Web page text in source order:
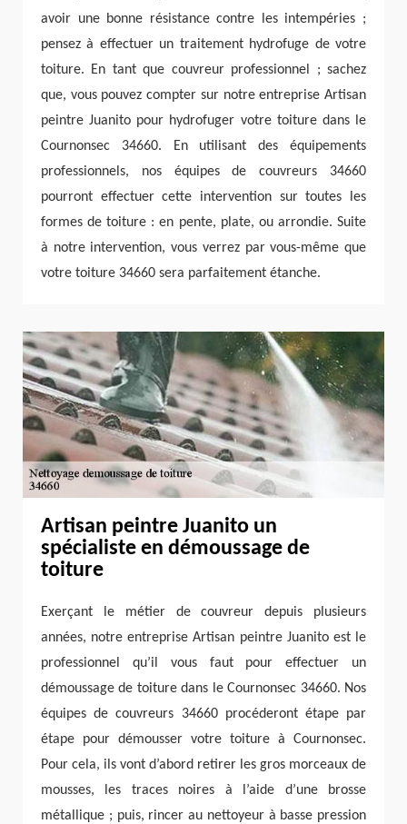
avoir une bonne résistance contre les intempéries ;
pensez à effectuer un traitement hydrofuge de votre
toiture. En tant que couvreur professionnel ; sachez
que, vous pouvez compter sur notre entreprise Artisan
peintre Juanito pour hydrofuger votre toiture dans le
Cournonsec 34660. En utilisant des équipements
professionnels, nos équipes de couvreurs 34660
pourront effectuer cette intervention sur toutes les
formes de toiture : en pente, plate, ou arrondie. Suite
à notre intervention, vous verrez par vous-même que
votre toiture 34660 sera parfaitement étanche.
Artisan peintre Juanito un
spécialiste en démoussage de
toiture
Exerçant le métier de couvreur depuis plusieurs
années, notre entreprise Artisan peintre Juanito est le
professionnel qu’il vous faut pour effectuer un
démoussage de toiture dans le Cournonsec 34660. Nos
équipes de couvreurs 34660 procéderont étape par
étape pour démousser votre toiture à Cournonsec.
Pour cela, ils vont d’abord retirer les gros morceaux de
mousses, les traces noires à l’aide d’une brosse
métallique ; puis, rincer au nettoyeur à basse pression